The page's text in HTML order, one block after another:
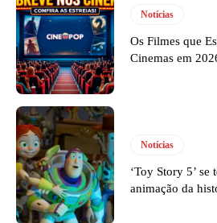
Notícias
Os Filmes que
Cinemas em
Notícias
‘Toy Story 5’ se
animação da